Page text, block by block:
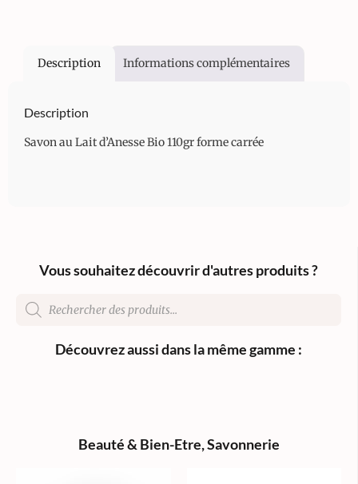
Description Informations complémentaires
Description
Savon au Lait d’Anesse Bio 110gr forme carrée
Vous souhaitez découvrir d'autres produits ?
Découvrez aussi dans la même gamme :
Beauté & Bien-Etre,Savonnerie